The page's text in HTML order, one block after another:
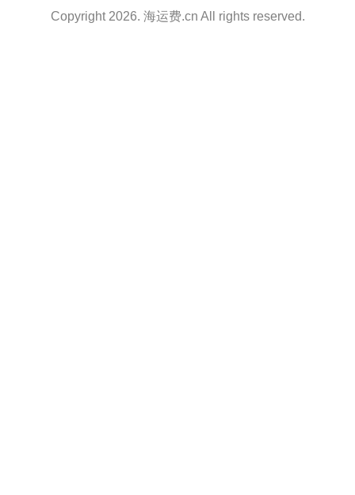
Copyright 2026. 海运费.cn All rights reserved.